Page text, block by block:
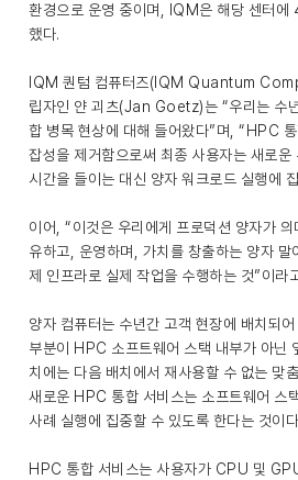
환경으로 운영 중이며, IQM은 해당 센터에
했다.
IQM 퀀텀 컴퓨터즈(IQM Quantum
립자인 얀 괴츠(Jan Goetz)는 “우리는 수
합 병목 현상에 대해 들어왔다”며, “HPC
잡성을 제거함으로써 최종 사용자는 새로운
시간을 들이는 대신 양자 워크로드 실행에
이어, “이것은 우리에게 프로덕션 양자가
유하고, 운영하며, 가치를 창출하는 양자 말
제 인프라로 실제 작업을 수행하는 것”이라
양자 컴퓨터는 수년간 고객 현장에 배치되
부분이 HPC 소프트웨어 스택 내부가 아닌
치에는 다음 배치에서 재사용할 수 없는 맞
새로운 HPC 통합 서비스는 소프트웨어 스
사례 실행에 집중할 수 있도록 한다는 것이
HPC 통합 서비스는 사용자가 CPU 및